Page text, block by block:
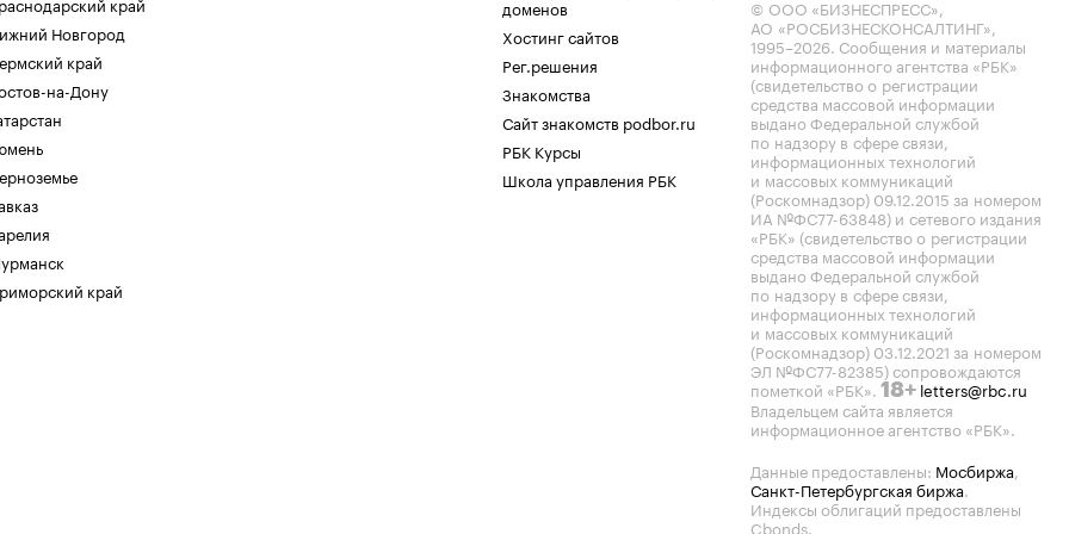
Новгород
край
на-Дону
край
доменов
Хостинг сайтов
Рег.решения
Знакомства
Сайт знакомств podbor.ru
РБК Курсы
Школа управления РБК
© ООО «БИЗНЕСПРЕСС»,
АО «РОСБИЗНЕСКОНСАЛТИНГ»,
1995–2026. Сообщения и материалы
информационного агентства «РБК»
(свидетельство о регистрации
средства массовой информации
выдано Федеральной службой
по надзору в сфере связи,
информационных технологий
и массовых коммуникаций
(Роскомнадзор) 09.12.2015 за номером
ИА №ФС77-63848) и сетевого издания
«РБК» (свидетельство о регистрации
средства массовой информации
выдано Федеральной службой
по надзору в сфере связи,
информационных технологий
и массовых коммуникаций
(Роскомнадзор) 03.12.2021 за номером
ЭЛ №ФС77-82385) сопровождаются
пометкой «РБК». 18+ letters@rbc.ru
Владельцем сайта является
информационное агентство «РБК».
Данные предоставлены: Мосбиржа,
Санкт-Петербургская биржа.
Индексы облигаций предоставлены
Cbonds.